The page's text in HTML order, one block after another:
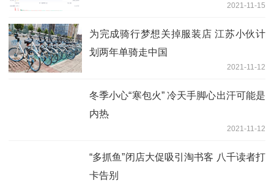
2021-11-15
为完成骑行梦想关掉服装店 江苏小伙计
划两年单骑走中国
2021-11-12
冬季小心“寒包火” 冷天手脚心出汗可能是
内热
2021-11-12
“多抓鱼”闭店大促吸引淘书客 八千读者打
卡告别